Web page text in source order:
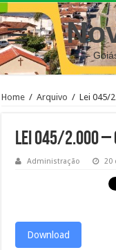
–
Home / Arquivo / Lei 045/
Lei 045/2.000
Administração 20
Download